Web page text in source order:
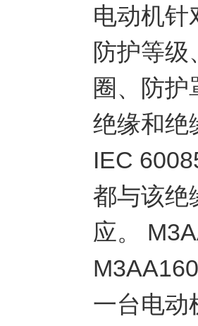
电动机针
防护等
圈、防护
绝缘和绝
IEC
都与该绝
应。
一台电动